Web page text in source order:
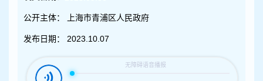
公开主体： 上海市青浦区人民政府
发布日期： 2023.10.07